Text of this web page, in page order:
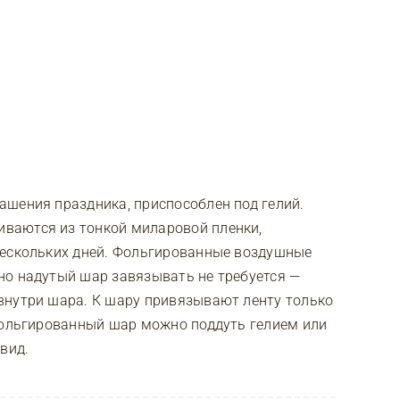
праздника, приспособлен под гелий.
из тонкой миларовой пленки,
дней. Фольгированные воздушные
надутый шар завязывать не требуется —
шара. К шару привязывают ленту только
шар можно поддуть гелием или